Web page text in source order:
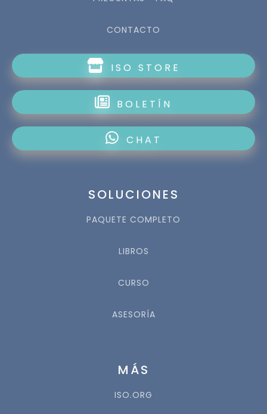
CONTACTO
ISO STORE
BOLETÍN
CHAT
SOLUCIONES
PAQUETE COMPLETO
LIBROS
CURSO
ASESORÍA
MÁS
ISO.ORG